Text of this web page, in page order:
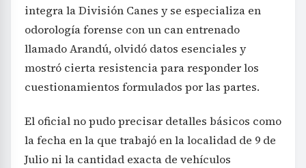
integra la División Canes y se especializa en
odorología forense con un can entrenado
llamado Arandú, olvidó datos esenciales y
mostró cierta resistencia para responder los
cuestionamientos formulados por las partes.
El oficial no pudo precisar detalles básicos como
la fecha en la que trabajó en la localidad de 9 de
Julio ni la cantidad exacta de vehículos